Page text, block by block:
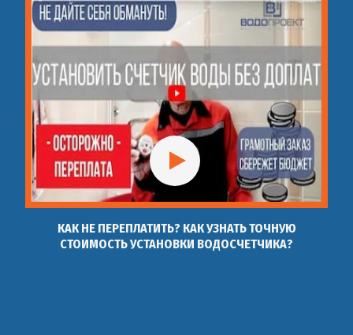
КАК НЕ ПЕРЕПЛАТИТЬ? КАК УЗНАТЬ ТОЧНУЮ
СТОИМОСТЬ УСТАНОВКИ ВОДОСЧЕТЧИКА?